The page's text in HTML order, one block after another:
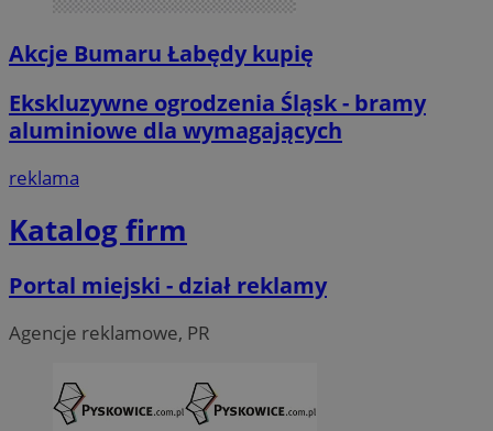
Akcje Bumaru Łabędy kupię
Ekskluzywne ogrodzenia Śląsk - bramy
aluminiowe dla wymagających
reklama
Katalog firm
Portal miejski - dział reklamy
Agencje reklamowe, PR